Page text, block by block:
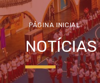
PÁGINA INICIAL
NOTÍCIAS